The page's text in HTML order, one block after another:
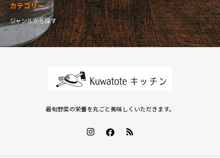
カテゴリー
ジャンルから探す
最旬野菜の栄養を丸ごと美味しくいただきます。